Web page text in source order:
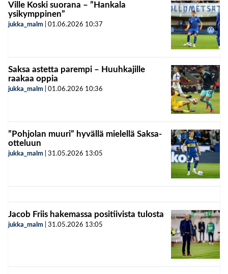
Ville Koski suorana – ”Hankala
ysikymppinen”
jukka_malm 01.06.2026 10:37
Saksa astetta parempi – Huuhkajille
raakaa oppia
jukka_malm 01.06.2026 10:36
”Pohjolan muuri” hyvällä mielellä Saksa-
otteluun
jukka_malm 31.05.2026 13:05
Jacob Friis hakemassa positiivista tulosta
jukka_malm 31.05.2026 13:05